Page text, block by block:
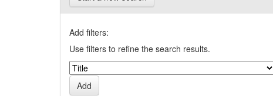
Add filters:
Use filters to refine the search results.